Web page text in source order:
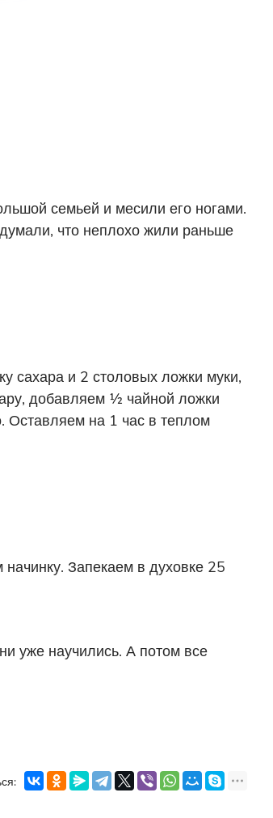
семьей и месили его ногами.
что неплохо жили раньше
и 2 столовых ложки муки,
добавляем ½ чайной ложки
Оставляем на 1 час в теплом
Запекаем в духовке 25
уже научились. А потом все